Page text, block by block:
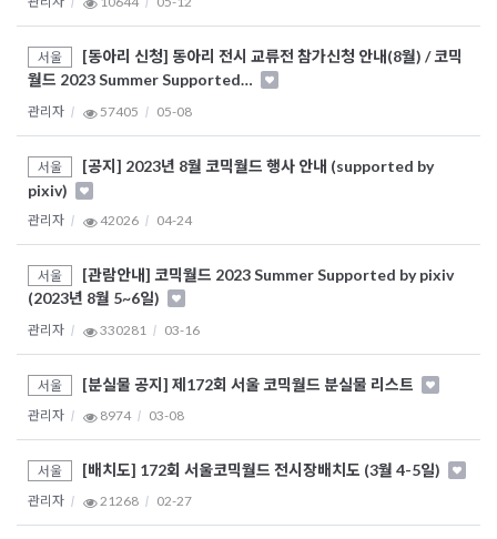
서울
[동아리 신청] 동아리 전시 교류전 참가신청 안내(8월) / 코믹
월드 2023 Summer Supported…
관리자 57405 05-08
서울
[공지] 2023년 8월 코믹월드 행사 안내 (supported by
pixiv)
관리자 42026 04-24
서울
[관람안내] 코믹월드 2023 Summer Supported by pixiv
(2023년 8월 5~6일)
관리자 330281 03-16
서울 [분실물 공지] 제172회 서울 코믹월드 분실물 리스트
관리자 8974 03-08
서울 [배치도] 172회 서울코믹월드 전시장배치도 (3월 4-5일)
관리자 21268 02-27